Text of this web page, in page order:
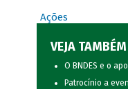
Ações
VEJA TAMBÉM
O BNDES e o
Patrocínio a